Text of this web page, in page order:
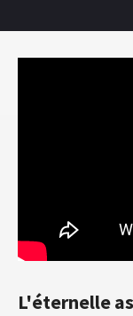
L'éternelle